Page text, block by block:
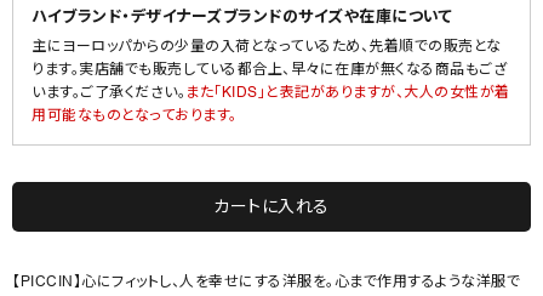
ハイブランド・デザイナーズブランドのサイズや在庫について
主にヨーロッパからの少量の入荷となっているため、先着順での販売とな
ります。実店舗でも販売している都合上、早々に在庫が無くなる商品もござ
います。ご了承ください。 また「KIDS」と表記がありますが、大人の女性が着
用可能なものとなっております。
カートに入れる
【PICCIN】心にフィットし、人を幸せにする洋服を。心まで作用するような洋服で